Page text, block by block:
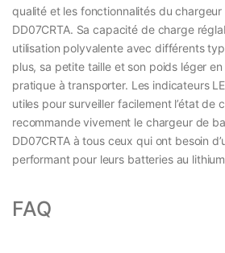
qualité et les fonctionnalités du
DD07CRTA. Sa capacité de charge
utilisation polyvalente avec différents
plus, sa petite taille et son poids léger
pratique à transporter. Les indicateurs
utiles pour surveiller facilement l’état de
recommande vivement le chargeur de
DD07CRTA à tous ceux qui ont besoin
performant pour leurs batteries au
FAQ